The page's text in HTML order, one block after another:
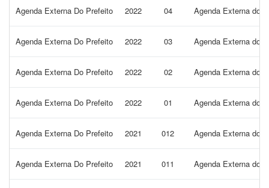
Agenda Externa Do Prefeito 2022 04 Agenda Externa do
Agenda Externa Do Prefeito 2022 03 Agenda Externa do
Agenda Externa Do Prefeito 2022 02 Agenda Externa do
Agenda Externa Do Prefeito 2022 01 Agenda Externa do
Agenda Externa Do Prefeito 2021 012 Agenda Externa do
Agenda Externa Do Prefeito 2021 011 Agenda Externa do